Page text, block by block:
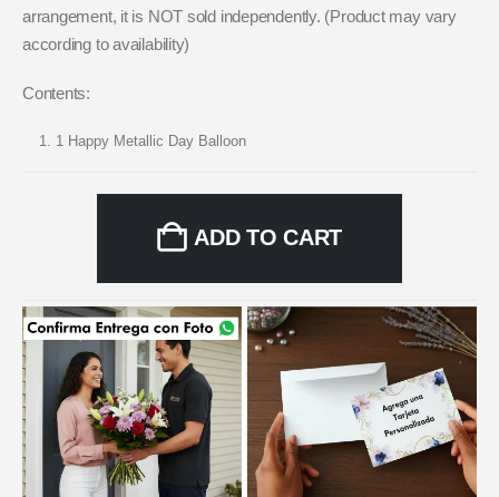
arrangement, it is NOT sold independently. (Product may vary
according to availability)
Contents:
1 Happy Metallic Day Balloon
ADD TO CART